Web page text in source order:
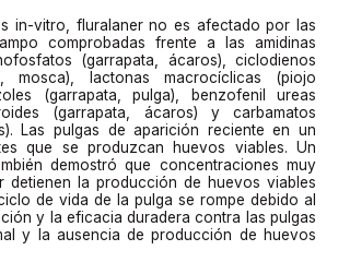
in-vitro, fluralaner no es afectado por las
comprobadas frente a las amidinas
(garrapata, ácaros), ciclodienos
mosca), lactonas macrocíclicas (piojo
(garrapata, pulga), benzofenil ureas
(garrapata, ácaros) y carbamatos
Las pulgas de aparición reciente en un
que se produzcan huevos viables. Un
demostró que concentraciones muy
detienen la producción de huevos viables
de vida de la pulga se rompe debido al
y la eficacia duradera contra las pulgas
y la ausencia de producción de huevos